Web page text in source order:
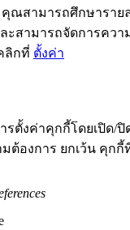
ณสามารถศึกษาราย
ะสามารถจัดการควา
ลิกที่ ตั้งค่า
รตั้งค่าคุกกี้โดยเปิด/ปิ
ต้องการ ยกเว้น คุกกี้